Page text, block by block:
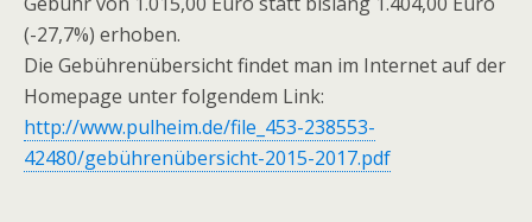
(-27,7%) erhoben.
Die Gebührenübersicht findet man im Internet auf der
Homepage unter folgendem Link:
http://www.pulheim.de/file_453-238553-
42480/gebührenübersicht-2015-2017.pdf